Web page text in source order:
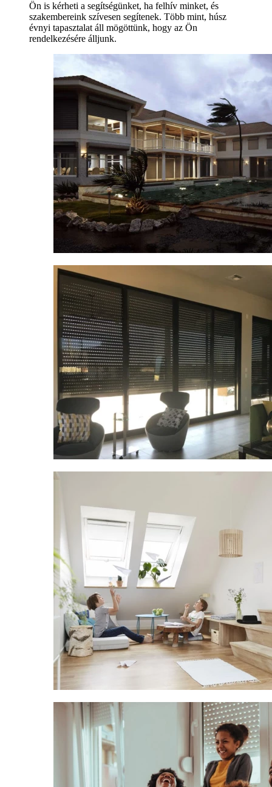
Ön is kérheti a segítségünket, ha felhív minket, és
szakembereink szívesen segítenek. Több mint, húsz
évnyi tapasztalat áll mögöttünk, hogy az Ön
rendelkezésére álljunk.